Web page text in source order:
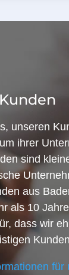
unseren
ihrer
sind
aus
als 10
dass wir
für